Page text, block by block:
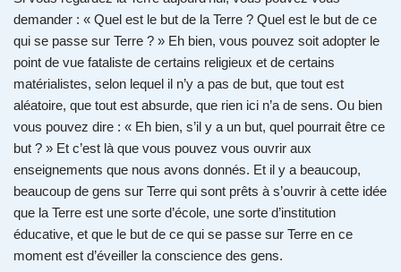
demander : « Quel est le but de la Terre ? Quel est le but de ce
qui se passe sur Terre ? » Eh bien, vous pouvez soit adopter le
point de vue fataliste de certains religieux et de certains
matérialistes, selon lequel il n’y a pas de but, que tout est
aléatoire, que tout est absurde, que rien ici n’a de sens. Ou bien
vous pouvez dire : « Eh bien, s’il y a un but, quel pourrait être ce
but ? » Et c’est là que vous pouvez vous ouvrir aux
enseignements que nous avons donnés. Et il y a beaucoup,
beaucoup de gens sur Terre qui sont prêts à s’ouvrir à cette idée
que la Terre est une sorte d’école, une sorte d’institution
éducative, et que le but de ce qui se passe sur Terre en ce
moment est d’éveiller la conscience des gens.